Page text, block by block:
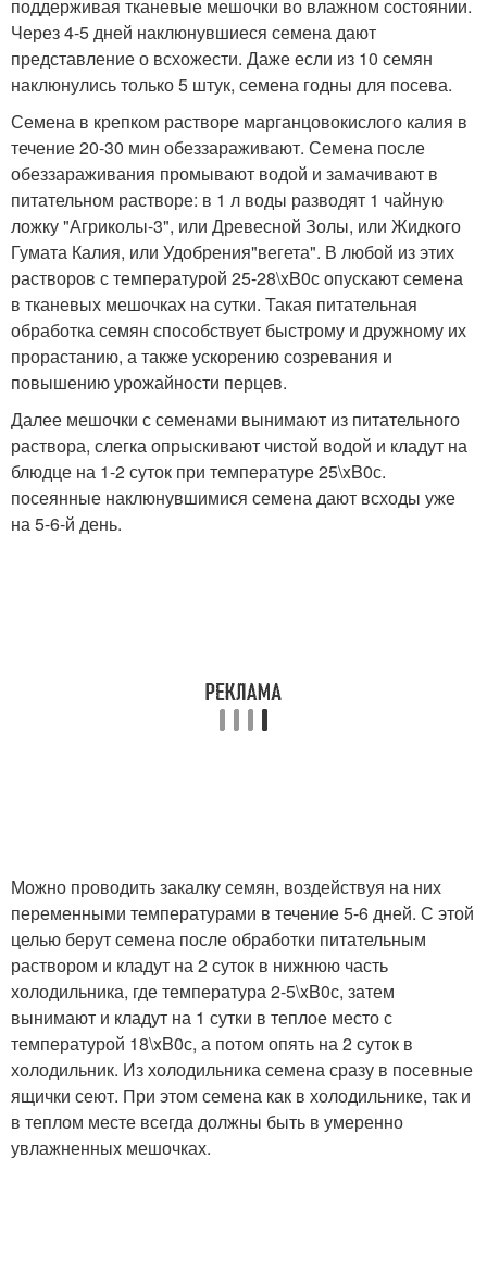
поддерживая тканевые мешочки во влажном состоянии.
Через 4-5 дней наклюнувшиеся семена дают
представление о всхожести. Даже если из 10 семян
наклюнулись только 5 штук, семена годны для посева.
Семена в крепком растворе марганцовокислого калия в
течение 20-30 мин обеззараживают. Семена после
обеззараживания промывают водой и замачивают в
питательном растворе: в 1 л воды разводят 1 чайную
ложку "Агриколы-3", или Древесной Золы, или Жидкого
Гумата Калия, или Удобрения"вегета". В любой из этих
растворов с температурой 25-28\xB0с опускают семена
в тканевых мешочках на сутки. Такая питательная
обработка семян способствует быстрому и дружному их
прорастанию, а также ускорению созревания и
повышению урожайности перцев.
Далее мешочки с семенами вынимают из питательного
раствора, слегка опрыскивают чистой водой и кладут на
блюдце на 1-2 суток при температуре 25\xB0с.
посеянные наклюнувшимися семена дают всходы уже
на 5-6-й день.
Можно проводить закалку семян, воздействуя на них
переменными температурами в течение 5-6 дней. С этой
целью берут семена после обработки питательным
раствором и кладут на 2 суток в нижнюю часть
холодильника, где температура 2-5\xB0с, затем
вынимают и кладут на 1 сутки в теплое место с
температурой 18\xB0с, а потом опять на 2 суток в
холодильник. Из холодильника семена сразу в посевные
ящички сеют. При этом семена как в холодильнике, так и
в теплом месте всегда должны быть в умеренно
увлажненных мешочках.